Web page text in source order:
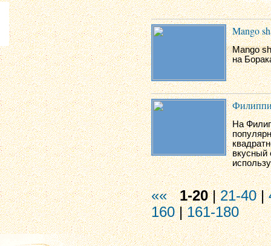
Mango
Mango
на
На
вкусный
«« 1-20|21-40|
160|161-180